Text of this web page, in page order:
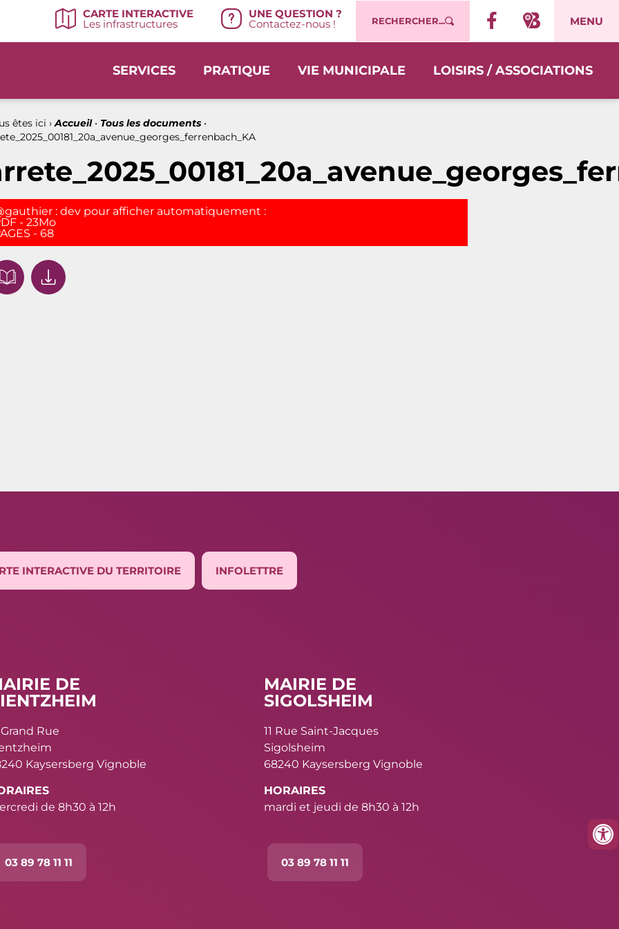
CARTE INTERACTIVE
Les infrastructures
UNE QUESTION ?
Contactez-nous ! RECHERCHER... MENU
SERVICES PRATIQUE VIE MUNICIPALE LOISIRS / ASSOCIATIONS
êtes ici › Accueil• Tous les documents•
: dev pour afficher automatiquement :
- 23Mo
- 68
INTERACTIVE DU TERRITOIRE INFOLETTRE
DE
Grand Rue
Kaysersberg Vignoble
de 8h30 à 12h
03 89 78 11 11
MAIRIE DE
SIGOLSHEIM
11 Rue Saint-Jacques
Sigolsheim
68240 Kaysersberg Vignoble
HORAIRES
mardi et jeudi de 8h30 à 12h
03 89 78 11 11